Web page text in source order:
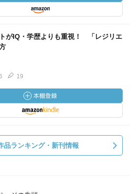
がIQ・学歴よりも重視！ 「レジリエ
19
品ランキング・新刊情報